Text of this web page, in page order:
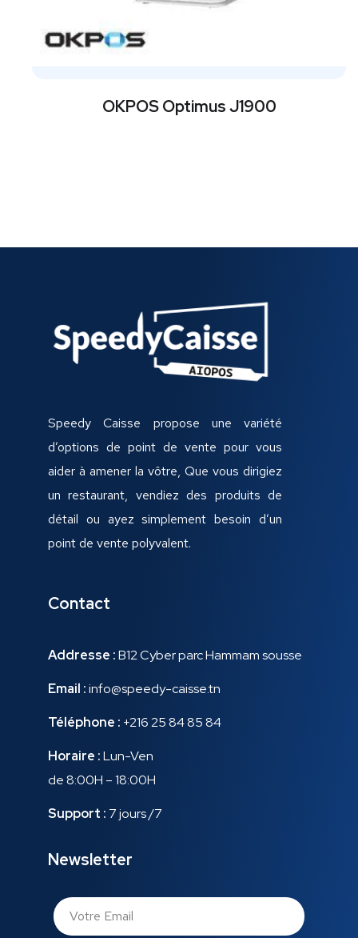
OKPOS Optimus J1900
Speedy Caisse propose une variété
d’options de point de vente pour vous
aider à amener la vôtre, Que vous dirigiez
un restaurant, vendiez des produits de
détail ou ayez simplement besoin d’un
point de vente polyvalent.
Contact
Addresse :B12 Cyber parc Hammam sousse
Email :info@speedy-caisse.tn
Téléphone : +216 25 84 85 84
Horaire :Lun-Ven
de 8:00H – 18:00H
Support : 7 jours /7
Newsletter